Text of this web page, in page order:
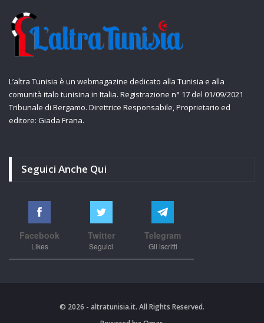
L’altra Tunisia è un webmagazine dedicato alla Tunisia e alla
comunità italo tunisina in Italia. Registrazione n° 17 del 01/09/2021
Tribunale di Bergamo. Direttrice Responsabile, Proprietario ed
editore: Giada Frana.
Seguici Anche Qui
Facebook
Likes
Twitter
Seguici
Telegram
Gli iscritti
© 2026 - altratunisia.it. All Rights Reserved.